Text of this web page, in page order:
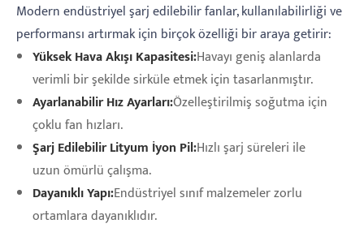
Modern endüstriyel şarj edilebilir fanlar, kullanılabilirliği ve
performansı artırmak için birçok özelliği bir araya getirir:
Yüksek Hava Akışı Kapasitesi:Havayı geniş alanlarda
verimli bir şekilde sirküle etmek için tasarlanmıştır.
Ayarlanabilir Hız Ayarları:Özelleştirilmiş soğutma için
çoklu fan hızları.
Şarj Edilebilir Lityum İyon Pil:Hızlı şarj süreleri ile
uzun ömürlü çalışma.
Dayanıklı Yapı:Endüstriyel sınıf malzemeler zorlu
ortamlara dayanıklıdır.